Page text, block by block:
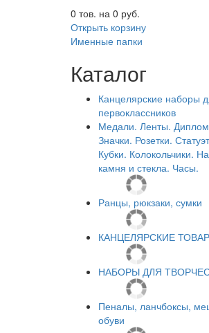
0 тов. на 0 руб.
Открыть корзину
Именные папки
Каталог
Канцелярские наборы
первоклассников
Медали. Ленты.
Значки. Розетки.
Кубки. Колокольчики.
камня и стекла. Часы.
Ранцы, рюкзаки, сумки
КАНЦЕЛЯРСКИЕ
НАБОРЫ ДЛЯ
Пеналы, ланчбоксы,
обуви